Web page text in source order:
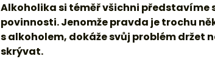
Alkoholika si téměř všichni představíme
povinnosti. Jenomže pravda je trochu
s alkoholem, dokáže svůj problém držet
skrývat.